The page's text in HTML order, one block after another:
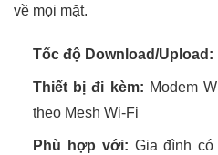
về mọi mặt.
Tốc độ Download/Upload:
Thiết bị đi kèm: Modem
theo Mesh Wi-Fi
Phù hợp với: Gia đình